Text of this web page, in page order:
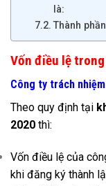
là:
Thành
Vốn điều lệ
Công ty trách
Theo quy định tại
2020 thì:
Vốn điều lệ của
khi đăng ký thành